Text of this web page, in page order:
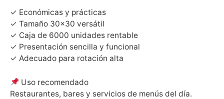
✓ Económicas y prácticas
✓ Tamaño 30×30 versátil
✓ Caja de 6000 unidades rentable
✓ Presentación sencilla y funcional
✓ Adecuado para rotación alta
Uso recomendado
Restaurantes, bares y servicios de menús del día.